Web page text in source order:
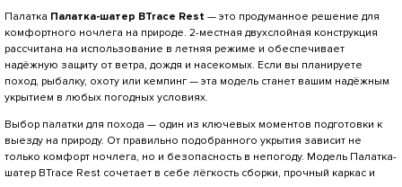
Палатка Палатка-шатер BTrace Rest — это продуманное решение для
комфортного ночлега на природе. 2-местная двухслойная конструкция
рассчитана на использование в летняя режиме и обеспечивает
надёжную защиту от ветра, дождя и насекомых. Если вы планируете
поход, рыбалку, охоту или кемпинг — эта модель станет вашим надёжным
укрытием в любых погодных условиях.
Выбор палатки для похода — один из ключевых моментов подготовки к
выезду на природу. От правильно подобранного укрытия зависит не
только комфорт ночлега, но и безопасность в непогоду. Модель Палатка-
шатер BTrace Rest сочетает в себе лёгкость сборки, прочный каркас и